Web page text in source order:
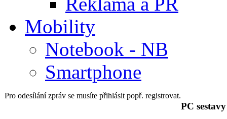
Mobility
Notebook - NB
Smartphone
Pro odesílání zpráv se musíte přihlásit popř. registrovat.
PC